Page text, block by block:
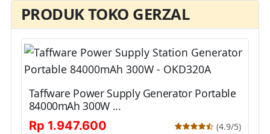
PRODUK TOKO GERZAL
Taffware Power Supply Generator Portable
84000mAh 300W ...
Rp 1.947.600
(4.9/5)